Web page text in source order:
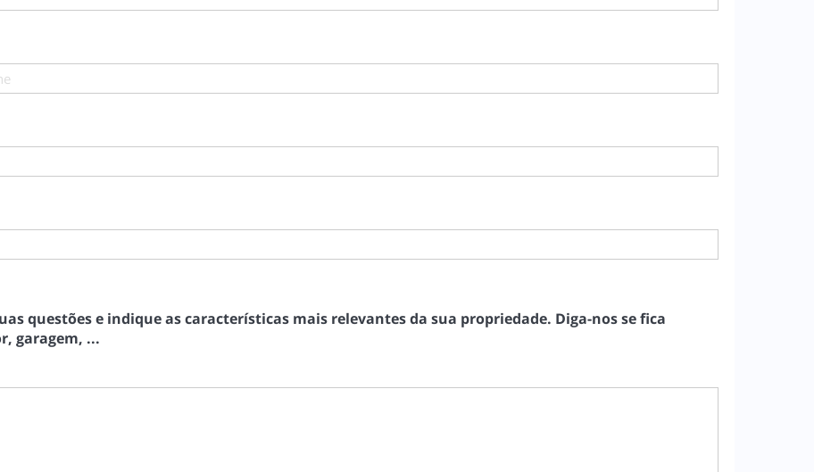
questões e indique as características mais relevantes da sua propriedade. Diga-nos se fica
garagem, ...